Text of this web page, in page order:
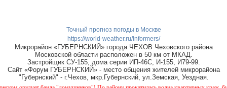
Точный прогноз погоды в Москве
https://world-weather.ru/informers/
Микрорайон «ГУБЕРНСКИЙ» города ЧЕХОВ Чеховского района
Московской области расположен в 50 км от МКАД.
Застройщик СУ-155, дома серии ИП-46С, И-155, И79-99.
Сайт «Форум ГУБЕРНСКИЙ» - место общения жителей микрорайона
"Губернский" - г.Чехов, мкр.Губернский, ул.Земская, Уездная.